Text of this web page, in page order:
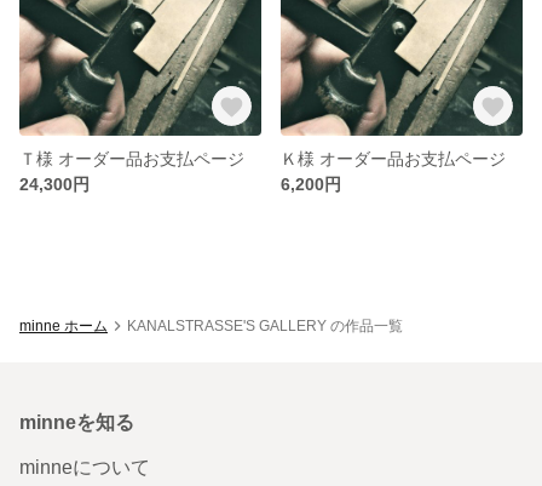
Ｔ様 オーダー品お支払ページ
24,300円
Ｋ様 オーダー品お支払ページ
6,200円
minne ホーム KANALSTRASSE'S GALLERY の作品一覧
minneを知る
minneについて